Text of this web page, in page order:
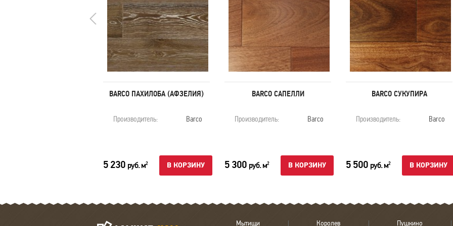
BARCO ПАХИЛОБА (АФЗЕЛИЯ)
Производитель: Barco
5 230 руб. м2 В КОРЗИНУ
BARCO САПЕЛЛИ
Производитель: Barco
5 300 руб. м2 В КОРЗИНУ
BARCO СУКУПИРА
Производитель: Barco
5 500 руб. м2 В КОРЗИНУ
Мытищи Королев Пушкино